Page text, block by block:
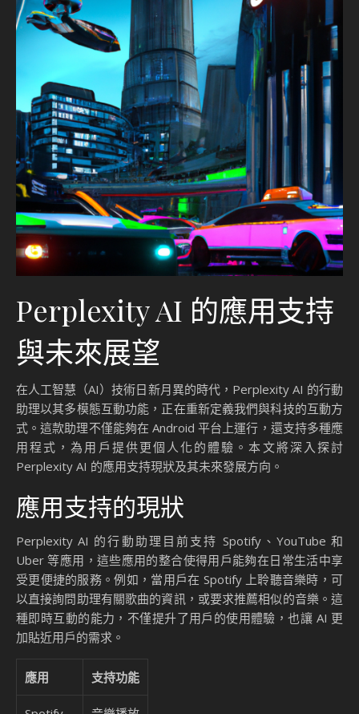
Perplexity AI 的應用支持
與未來展望
在人工智慧（AI）技術日新月異的時代，Perplexity AI 的行動
助理以其多模態互動功能，正在重新定義我們與科技的互動方
式。這款助理不僅能夠在 Android 平台上運行，還支持多種應
用程式，為用戶提供更個人化的體驗。本文將深入探討
Perplexity AI 的應用支持現狀及其未來發展方向。
應用支持的現狀
Perplexity AI 的行動助理目前支持 Spotify、YouTube 和
Uber 等應用，這些應用的整合使得用戶能夠在日常生活中享
受更便捷的服務。例如，當用戶在 Spotify 上聆聽音樂時，可
以直接詢問助理有關歌曲的資訊，或要求推薦相似的音樂。這
種即時互動的能力，不僅提升了用戶的使用體驗，也讓 AI 更
加貼近用戶的需求。
應用 支持功能